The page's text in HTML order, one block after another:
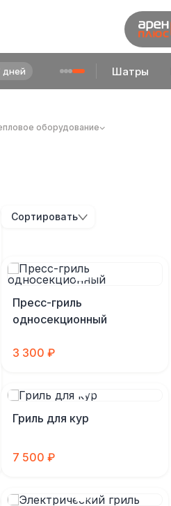
дней Шатры
оборудование
Сортировать
Пресс-гриль
односекционный
3 300 ₽
Гриль для кур
7 500 ₽